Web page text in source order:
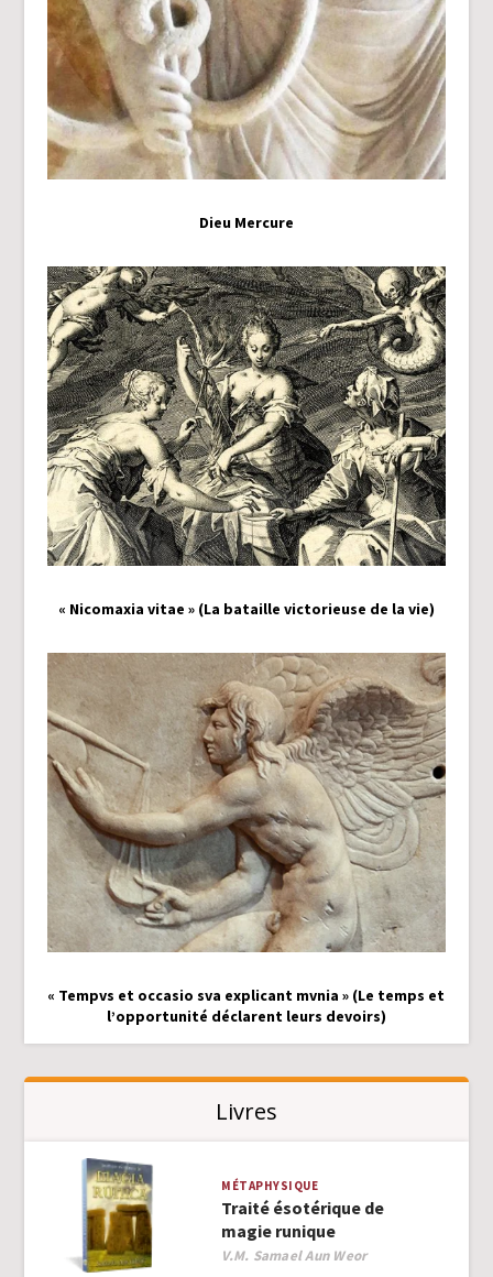
Dieu Mercure
« Nicomaxia vitae » (La bataille victorieuse de la vie)
« Tempvs et occasio sva explicant mvnia » (Le temps et
l’opportunité déclarent leurs devoirs)
Livres
MÉTAPHYSIQUE
Traité ésotérique de
magie runique
Author
V.M. Samael Aun Weor